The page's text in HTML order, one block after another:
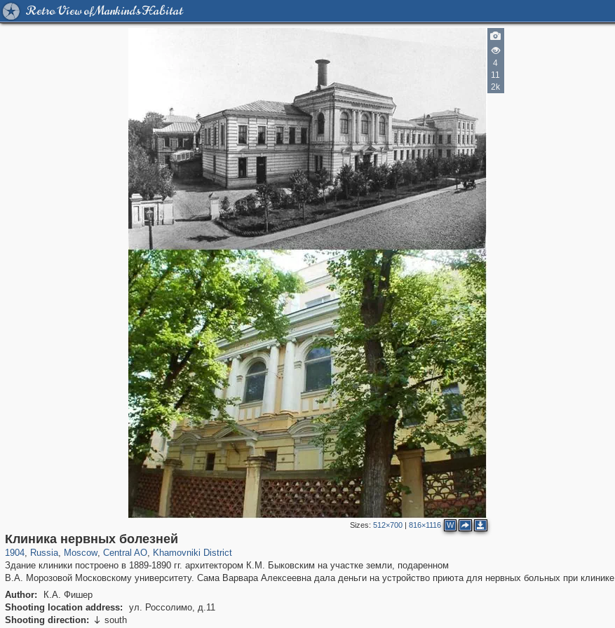
Retro View of Mankind's Habitat
4
11
2k
Sizes: 512×700| 816×1116 W
Клиника нервных болезней
1904, Russia
1,407,206 29,248
, Moscow
319,878 8,286
, Central AO
160,021 5,916
, Khamovniki District
19,395
Здание клиники построено в 1889-1890 гг. архитектором К.М. Быковским на участке земли, подаренном
В.А. Морозовой Московскому университету. Сама Варвара Алексеевна дала деньги на устройство приюта для нервных больных при клинике
Author:
К.А. Фишер
Shooting location address:
ул. Россолимо, д.11
Shooting direction:  south